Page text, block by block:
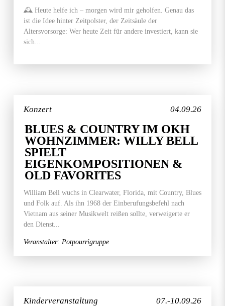
🕰️ Heute helfe ich – morgen wird mir geholfen. Genau das
ist die Idee hinter Zeitpolster, der Zeitsäule der
Altersvorsorge: Wer heute Zeit für andere investiert, kann sie
sich...
04.09.26
Konzert
BLUES & COUNTRY IM OKH
WOHNZIMMER: WILLY BELL
SPIELT
EIGENKOMPOSITIONEN &
OLD FAVORITES
William Bell wuchs in Clearwater, Florida, mit Country, Blues
und Folk auf. Als ihn 1968 der Einberufungsbefehl nach
Vietnam aus seiner Musikwelt reißen sollte, verweigerte er
den Dienst...
Veranstalter: Potpourrigruppe
07.-10.09.26
Kinderveranstaltung